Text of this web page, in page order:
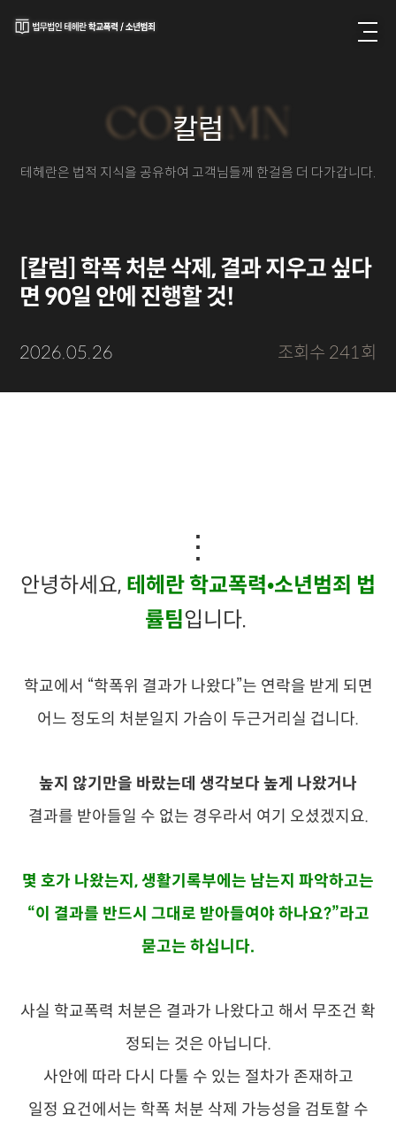
COLUMN
칼럼
테헤란은 법적 지식을 공유하여 고객님들께 한걸음 더 다가갑니다.
[칼럼] 학폭 처분 삭제, 결과 지우고 싶다
면 90일 안에 진행할 것!
2026.05.26 조회수 241회
⋮
안녕하세요, 테헤란 학교폭력•소년범죄 법
률팀입니다.
학교에서 “학폭위 결과가 나왔다”는 연락을 받게 되면
어느 정도의 처분일지 가슴이 두근거리실 겁니다.
높지 않기만을 바랐는데 생각보다 높게 나왔거나
결과를 받아들일 수 없는 경우라서 여기 오셨겠지요.
몇 호가 나왔는지, 생활기록부에는 남는지 파악하고는
“이 결과를 반드시 그대로 받아들여야 하나요?”라고
묻고는 하십니다.
사실 학교폭력 처분은 결과가 나왔다고 해서 무조건 확
정되는 것은 아닙니다.
사안에 따라 다시 다툴 수 있는 절차가 존재하고
일정 요건에서는 학폭 처분 삭제 가능성을 검토할 수